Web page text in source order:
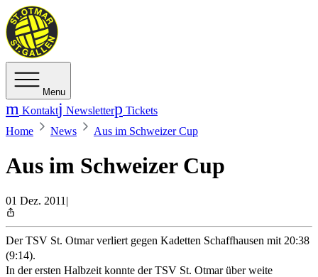
Menu
Kontakt Newsletter
Tickets
Home
News Aus im Schweizer Cup
Aus im Schweizer Cup
01 Dez. 2011 |
Der TSV St. Otmar verliert gegen Kadetten Schaffhausen mit 20:38
(9:14).
In der ersten Halbzeit konnte der TSV St. Otmar über weite